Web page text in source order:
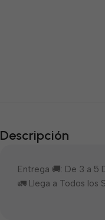
Descripción
Entrega 🚚: De 3 a 5
🚛 Llega a Todos los